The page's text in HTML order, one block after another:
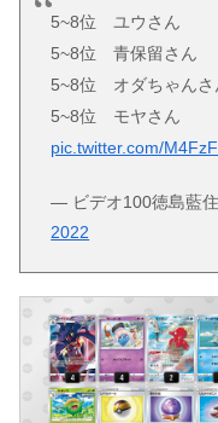
5~8位 ユウさん
5~8位 青保留さん
5~8位 オダちゃん
5~8位 モヤさ
pic.twitter.com/
— ビデオ100徳島藍
2022